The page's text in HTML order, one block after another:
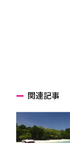
関連記事